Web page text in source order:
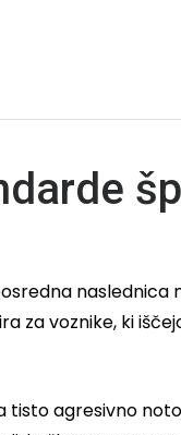
naslednica
za voznike, ki
agresivno